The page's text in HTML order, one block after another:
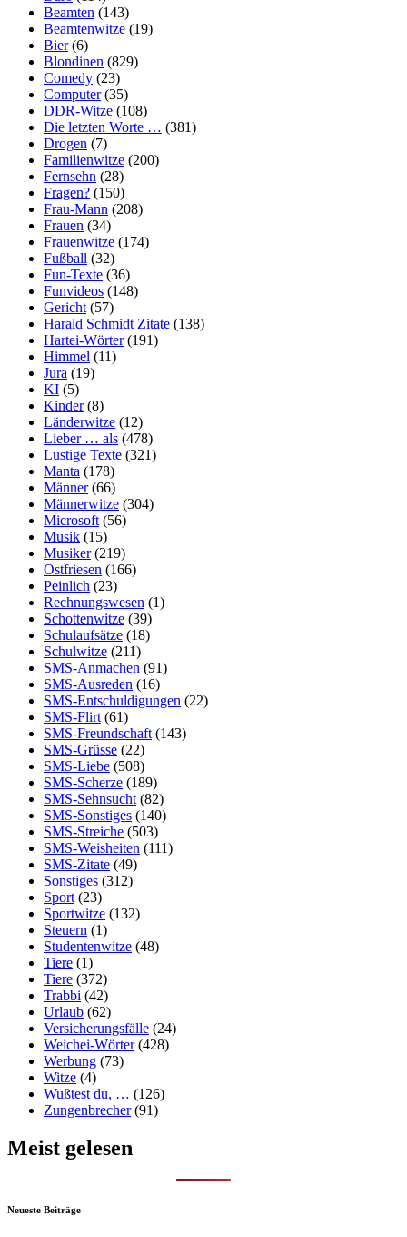
Beamten (143)
Beamtenwitze (19)
Bier(6)
Blondinen (829)
Comedy (23)
Computer(35)
DDR-Witze (108)
Die letzten Worte … (381)
Drogen (7)
Familienwitze (200)
Fernsehn (28)
Fragen? (150)
Frau-Mann (208)
Frauen (34)
Frauenwitze (174)
Fußball (32)
Fun-Texte (36)
Funvideos (148)
Gericht (57)
Harald Schmidt Zitate (138)
Hartei-Wörter(191)
Himmel (11)
Jura (19)
KI (5)
Kinder(8)
Länderwitze (12)
Lieber … als (478)
Lustige Texte (321)
Manta (178)
Männer(66)
Männerwitze (304)
Microsoft (56)
Musik (15)
Musiker(219)
Ostfriesen (166)
Peinlich (23)
Rechnungswesen (1)
Schottenwitze (39)
Schulaufsätze (18)
Schulwitze (211)
SMS-Anmachen (91)
SMS-Ausreden (16)
SMS-Entschuldigungen (22)
SMS-Flirt (61)
SMS-Freundschaft (143)
SMS-Grüsse (22)
SMS-Liebe (508)
SMS-Scherze (189)
SMS-Sehnsucht (82)
SMS-Sonstiges (140)
SMS-Streiche (503)
SMS-Weisheiten (111)
SMS-Zitate (49)
Sonstiges (312)
Sport (23)
Sportwitze (132)
Steuern (1)
Studentenwitze (48)
Tiere (1)
Tiere (372)
Trabbi (42)
Urlaub (62)
Versicherungsfälle (24)
Weichei-Wörter(428)
Werbung (73)
Witze (4)
Wußtest du, … (126)
Zungenbrecher(91)
Meist gelesen
Neueste Beiträge